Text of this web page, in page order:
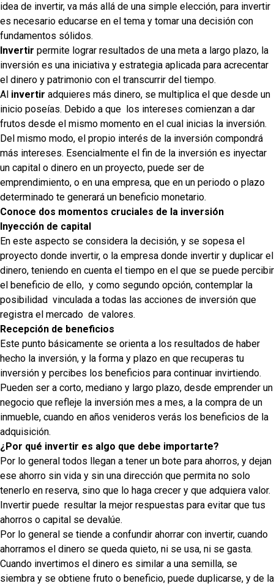
idea de invertir, va más allá de una simple elección, para invertir
es necesario educarse en el tema y tomar una decisión con
fundamentos sólidos.
Invertir permite lograr resultados de una meta a largo plazo, la
inversión es una iniciativa y estrategia aplicada para acrecentar
el dinero y patrimonio con el transcurrir del tiempo.
Al invertir adquieres más dinero, se multiplica el que desde un
inicio poseías. Debido a que los intereses comienzan a dar
frutos desde el mismo momento en el cual inicias la inversión.
Del mismo modo, el propio interés de la inversión compondrá
más intereses. Esencialmente el fin de la inversión es inyectar
un capital o dinero en un proyecto, puede ser de
emprendimiento, o en una empresa, que en un periodo o plazo
determinado te generará un beneficio monetario.
Conoce dos momentos cruciales de la inversión
Inyección de capital
En este aspecto se considera la decisión, y se sopesa el
proyecto donde invertir, o la empresa donde invertir y duplicar el
dinero, teniendo en cuenta el tiempo en el que se puede percibir
el beneficio de ello, y como segundo opción, contemplar la
posibilidad vinculada a todas las acciones de inversión que
registra el mercado de valores.
Recepción de beneficios
Este punto básicamente se orienta a los resultados de haber
hecho la inversión, y la forma y plazo en que recuperas tu
inversión y percibes los beneficios para continuar invirtiendo.
Pueden ser a corto, mediano y largo plazo, desde emprender un
negocio que refleje la inversión mes a mes, a la compra de un
inmueble, cuando en años venideros verás los beneficios de la
adquisición.
¿Por qué invertir es algo que debe importarte?
Por lo general todos llegan a tener un bote para ahorros, y dejan
ese ahorro sin vida y sin una dirección que permita no solo
tenerlo en reserva, sino que lo haga crecer y que adquiera valor.
Invertir puede resultar la mejor respuestas para evitar que tus
ahorros o capital se devalúe.
Por lo general se tiende a confundir ahorrar con invertir, cuando
ahorramos el dinero se queda quieto, ni se usa, ni se gasta.
Cuando invertimos el dinero es similar a una semilla, se
siembra y se obtiene fruto o beneficio, puede duplicarse, y de la